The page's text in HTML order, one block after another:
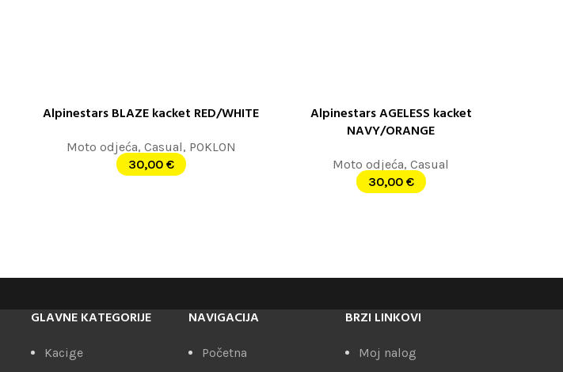
ODABERITE OPCIJE
Alpinestars BLAZE kacket RED/WHITE
Moto odjeća, Casual, POKLON
30,00 €
ODABERITE OPCIJE
Alpinestars AGELESS kacket
NAVY/ORANGE
Moto odjeća, Casual
30,00 €
GLAVNE KATEGORIJE
Kacige
NAVIGACIJA
Početna
BRZI LINKOVI
Moj nalog